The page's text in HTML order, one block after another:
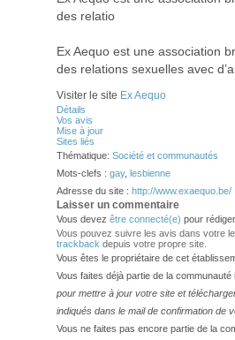
des relatio
Ex Aequo est une association
des relations sexuelles avec
Visiter le site Ex Aequo
Détails
Vos avis
Mise à jour
Sites liés
Thématique: Société et communautés
Mots-clefs : gay, lesbienne
Adresse du site : http://www.exaequo.be/
Laisser un commentaire
Vous devez être connecté(e) pour
Vous pouvez suivre les avis dans votre
trackback depuis votre propre site.
Vous êtes le propriétaire de cet
Vous faites déjà partie de la communauté
pour mettre à jour votre site et
indiqués dans le mail de confirmation de
Vous ne faites pas encore partie de la